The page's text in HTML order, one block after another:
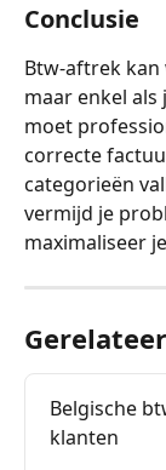
Conclusie
Btw-aftrek kan
maar enkel als
moet
correcte
categorieën
vermijd je
maximaliseer
Belgische
klanten